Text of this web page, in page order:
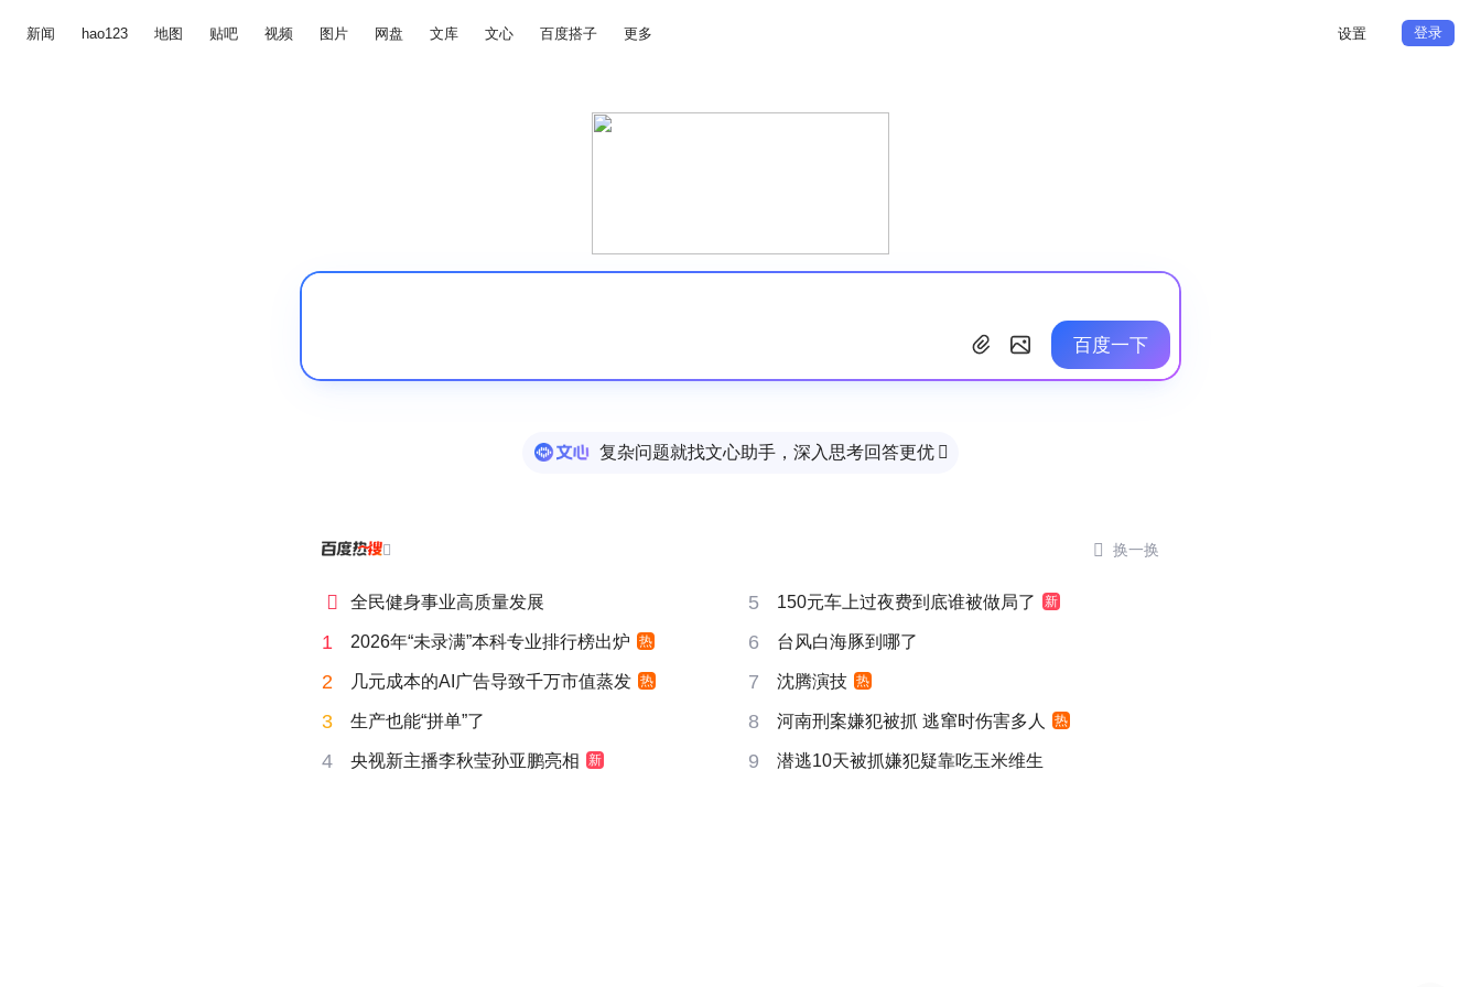
新闻 hao123 地图 贴吧 视频 图片 网盘 文库 文心 百度搭子 更多 设置 登录
百度一下
复杂问题就找文心助手，深入思考回答更优 
  换一换
 全民健身事业高质量发展 5 150元车上过夜费到底谁被做局了 新
1 2026年“未录满”本科专业排行榜出炉 热 6 台风白海豚到哪了
2 几元成本的AI广告导致千万市值蒸发 热 7 沈腾演技 热
3 生产也能“拼单”了 8 河南刑案嫌犯被抓 逃窜时伤害多人 热
4 央视新主播李秋莹孙亚鹏亮相 新 9 潜逃10天被抓嫌犯疑靠吃玉米维生